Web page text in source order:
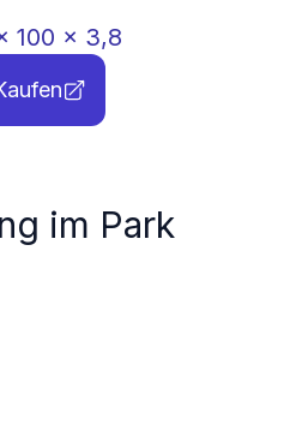
100 x 3,8
im Park